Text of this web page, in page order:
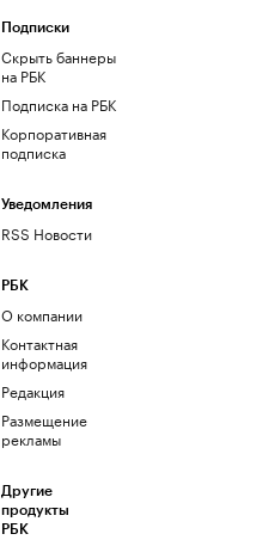
Подписки
Скрыть баннеры
на РБК
Подписка на РБК
Корпоративная
подписка
Уведомления
RSS Новости
РБК
О компании
Контактная
информация
Редакция
Размещение
рекламы
Другие
продукты
РБК